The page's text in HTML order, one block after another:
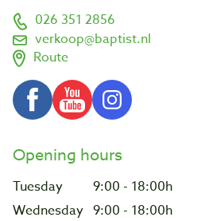
026 351 2856
verkoop@baptist.nl
Route
Opening hours
Tuesday
9:00 - 18:00h
Wednesday 9:00 - 18:00h